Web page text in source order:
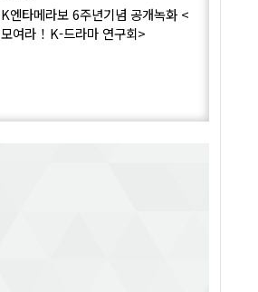
K엔타메라보 6주년기념 공개녹화 <
모여라！K-드라마 연구회>